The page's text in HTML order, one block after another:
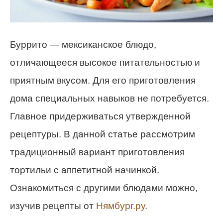
Буррито — мексиканское блюдо,
отличающееся высокое питательностью и
приятным вкусом. Для его приготовления
дома специальных навыков не потребуется.
Главное придерживаться утвержденной
рецептуры. В данной статье рассмотрим
традиционный вариант приготовления
тортильи с аппетитной начинкой.
Ознакомиться с другими блюдами можно,
изучив рецепты от Нямбург.ру.